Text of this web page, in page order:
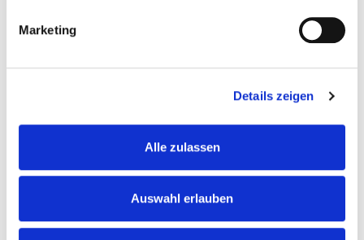
Marketing
Details zeigen
Alle zulassen
Auswahl erlauben